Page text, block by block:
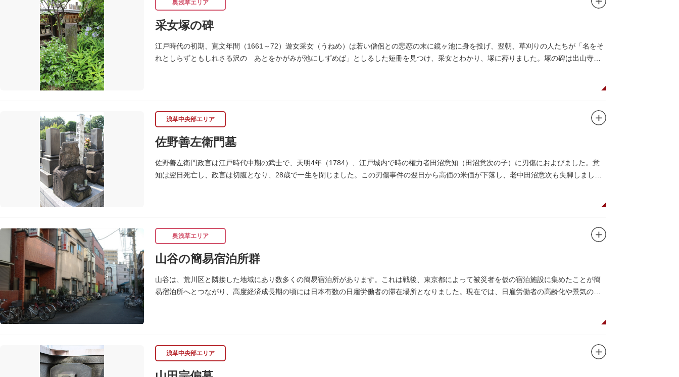
奥浅草エリア
采女塚の碑
江戸時代の初期、寛文年間（1661～72）遊女采女（うねめ）は若い僧侶との悲恋の末に鏡ヶ池に身を投げ、翌朝、草刈りの人たちが「名をそ
れとしらずともしれさる沢の あとをかがみが池にしずめば」としるした短冊を見つけ、采女とわかり、塚に葬りました。塚の碑は出山寺
浅草中央部エリア
佐野善左衛門墓
佐野善左衛門政言は江戸時代中期の武士で、天明4年（1784）、江戸城内で時の権力者田沼意知（田沼意次の子）に刃傷におよびました。意
知は翌日死亡し、政言は切腹となり、28歳で一生を閉じました。この刃傷事件の翌日から高価の米価が下落し、老中田沼意次も失脚しまし
奥浅草エリア
山谷の簡易宿泊所群
山谷は、荒川区と隣接した地域にあり数多くの簡易宿泊所があります。これは戦後、東京都によって被災者を仮の宿泊施設に集めたことが簡
易宿泊所へとつながり、高度経済成長期の頃には日本有数の日雇労働者の滞在場所となりました。現在では、日雇労働者の高齢化や景気の低
浅草中央部エリア